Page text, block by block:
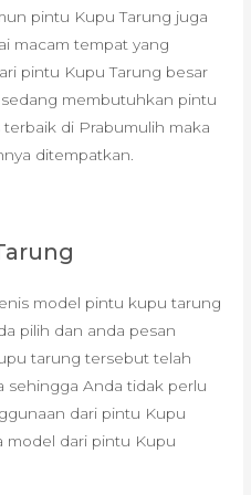
pintu Kupu Tarung juga
macam tempat yang
pintu Kupu Tarung besar
membutuhkan pintu
di Prabumulih maka
ditempatkan.
model pintu kupu tarung
pilih dan anda pesan
tarung tersebut telah
sehingga Anda tidak perlu
dari pintu Kupu
model dari pintu Kupu